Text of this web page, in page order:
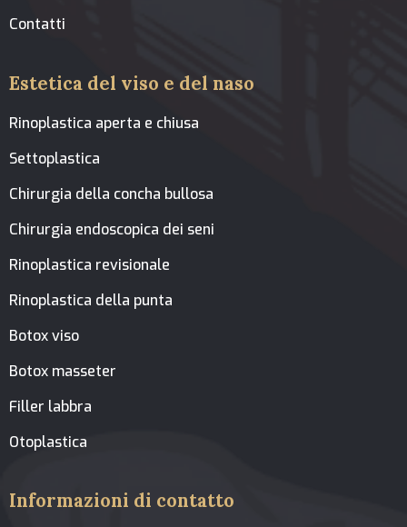
Contatti
Estetica del viso e del naso
Rinoplastica aperta e chiusa
Settoplastica
Chirurgia della concha bullosa
Chirurgia endoscopica dei seni
Rinoplastica revisionale
Rinoplastica della punta
Botox viso
Botox masseter
Filler labbra
Otoplastica
Informazioni di contatto